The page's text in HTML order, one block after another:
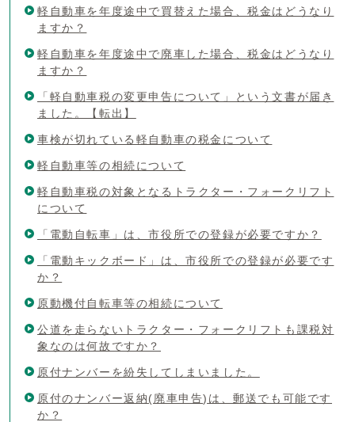
軽自動車を年度途中で買替えた場合、税金はどうなり
ますか？
軽自動車を年度途中で廃車した場合、税金はどうなり
ますか？
「軽自動車税の変更申告について」という文書が届き
ました。【転出】
車検が切れている軽自動車の税金について
軽自動車等の相続について
軽自動車税の対象となるトラクター・フォークリフト
について
「電動自転車」は、市役所での登録が必要ですか？
「電動キックボード」は、市役所での登録が必要です
か？
原動機付自転車等の相続について
公道を走らないトラクター・フォークリフトも課税対
象なのは何故ですか？
原付ナンバーを紛失してしまいました。
原付のナンバー返納(廃車申告)は、郵送でも可能です
か？